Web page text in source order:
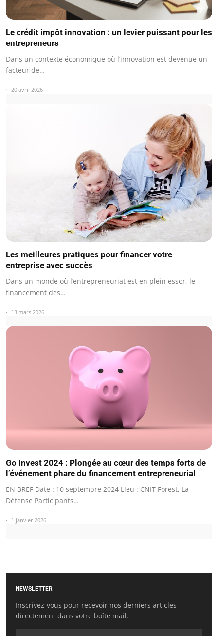
Le crédit impôt innovation : un levier puissant pour les
entrepreneurs
Dans un contexte économique où l’innovation est devenue un
facteur de…
20 avril 2026
Les meilleures pratiques pour financer votre
entreprise avec succès
Dans un monde où l’entrepreneuriat est en plein essor, le
financement des…
13 mars 2026
Go Invest 2024 : Plongée au cœur des temps forts de
l’événement phare du financement entrepreneurial
EN BREF Date : 10 septembre 2024 Lieu : CNIT Forest, La
Défense Participants…
1 janvier 2026
NEWSLETTER
Inscrivez-vous pour recevoir nos derniers articles
directement dans votre boîte mail.